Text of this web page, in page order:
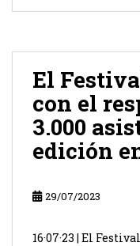
El
con el
3.000
edición
29/07/2023
16·07·23 | El